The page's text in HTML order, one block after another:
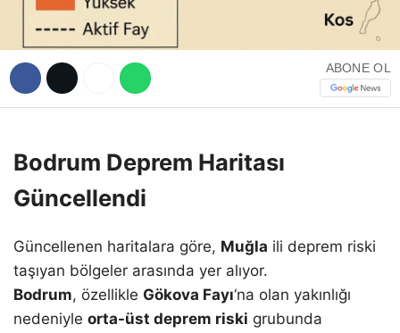
ABONE OL
Bodrum Deprem Haritası
Güncellendi
Güncellenen haritalara göre, Muğla ili deprem riski
taşıyan bölgeler arasında yer alıyor.
Bodrum, özellikle Gökova Fayı‘na olan yakınlığı
nedeniyle orta-üst deprem riski grubunda